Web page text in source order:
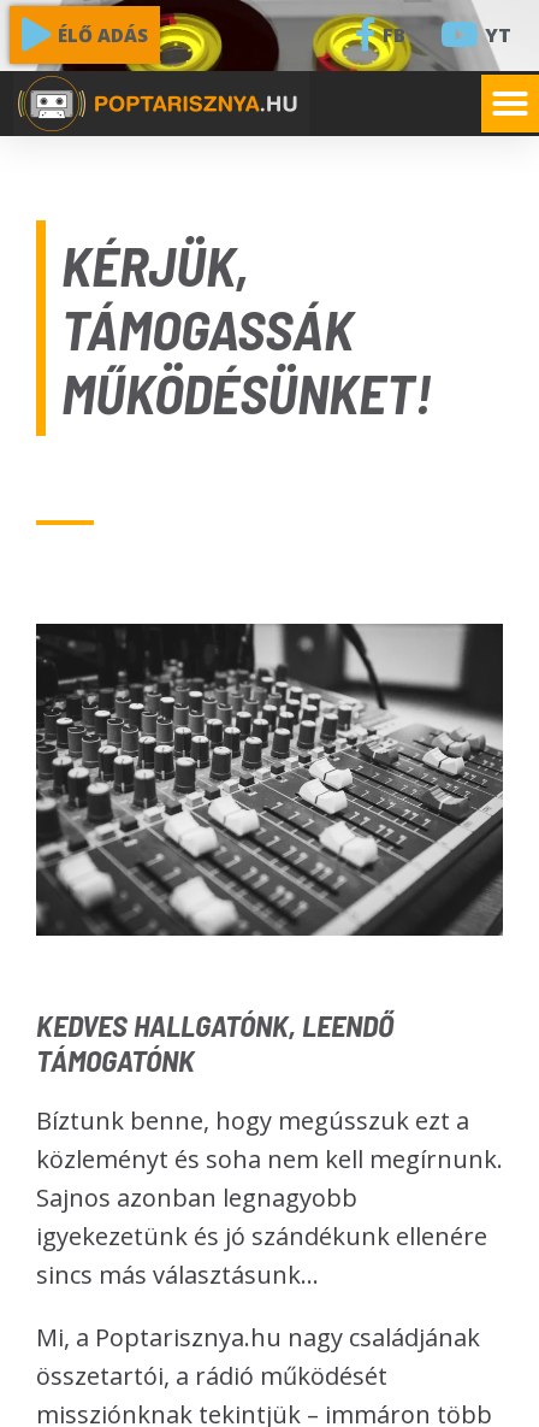
FB YT
ÉLŐ ADÁS
KÉRJÜK,
TÁMOGASSÁK
MŰKÖDÉSÜNKET!
KEDVES HALLGATÓNK, LEENDŐ
TÁMOGATÓNK
Bíztunk benne, hogy megússzuk ezt a
közleményt és soha nem kell megírnunk.
Sajnos azonban legnagyobb
igyekezetünk és jó szándékunk ellenére
sincs más választásunk…
Mi, a Poptarisznya.hu nagy családjának
összetartói, a rádió működését
missziónknak tekintjük – immáron több